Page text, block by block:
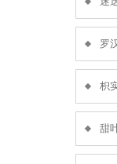
罗
枳
甜